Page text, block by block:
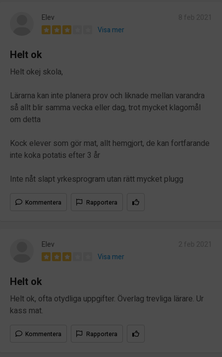
Elev
Visa mer
Helt ok
Helt okej skola,
Lärarna kan inte planera prov och liknade mellan varandra
så allt blir samma vecka eller dag, trot mycket klagomål
om detta
Kock elever som gör mat, allt hemgjort, de kan fortfarande
inte koka potatis efter 3 år
Inte nåt slapt yrkesprogram utan rätt mycket plugg
Kommentera Rapportera
Elev
Visa mer
Helt ok
Helt ok, ofta otydliga uppgifter. Överlag trevliga lärare. Ur
kass mat.
Kommentera Rapportera